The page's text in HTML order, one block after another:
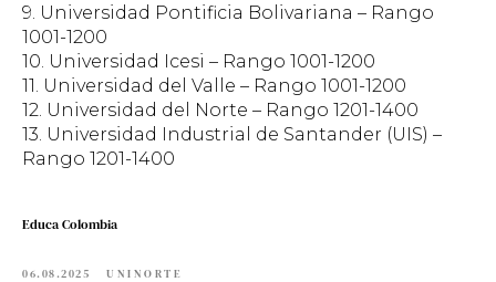
9. Universidad Pontificia Bolivariana – Rango
1001-1200
10. Universidad Icesi – Rango 1001-1200
11. Universidad del Valle – Rango 1001-1200
12. Universidad del Norte – Rango 1201-1400
13. Universidad Industrial de Santander (UIS) –
Rango 1201-1400
Educa Colombia
06.08.2025 UNINORTE